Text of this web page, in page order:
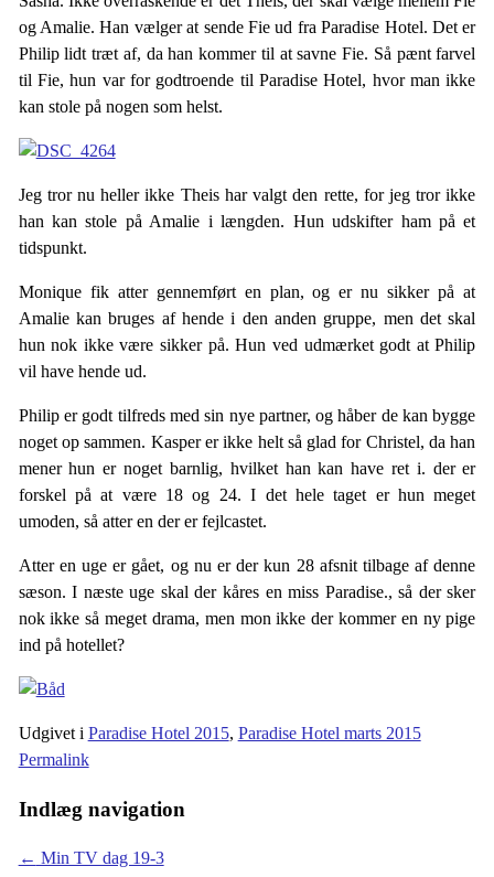
og Amalie. Han vælger at sende Fie ud fra Paradise Hotel. Det er
Philip lidt træt af, da han kommer til at savne Fie. Så pænt farvel
til Fie, hun var for godtroende til Paradise Hotel, hvor man ikke
kan stole på nogen som helst.
Jeg tror nu heller ikke Theis har valgt den rette, for jeg tror ikke
han kan stole på Amalie i længden. Hun udskifter ham på et
tidspunkt.
Monique fik atter gennemført en plan, og er nu sikker på at
Amalie kan bruges af hende i den anden gruppe, men det skal
hun nok ikke være sikker på. Hun ved udmærket godt at Philip
vil have hende ud.
Philip er godt tilfreds med sin nye partner, og håber de kan bygge
noget op sammen. Kasper er ikke helt så glad for Christel, da han
mener hun er noget barnlig, hvilket han kan have ret i. der er
forskel på at være 18 og 24. I det hele taget er hun meget
umoden, så atter en der er fejlcastet.
Atter en uge er gået, og nu er der kun 28 afsnit tilbage af denne
sæson. I næste uge skal der kåres en miss Paradise., så der sker
nok ikke så meget drama, men mon ikke der kommer en ny pige
ind på hotellet?
Udgivet i Paradise Hotel 2015, Paradise Hotel marts 2015
Permalink
Indlæg navigation
← Min TV dag 19-3